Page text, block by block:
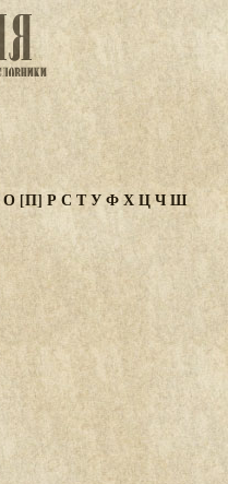
О[П] Р С ТУФХЦЧШ